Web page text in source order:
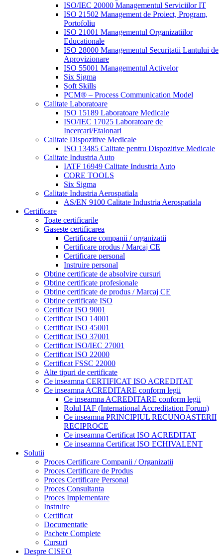
ISO/IEC 20000 Managementul Serviciilor IT
ISO 21502 Management de Proiect, Program,
Portofoliu
ISO 21001 Managementul Organizatiilor
Educationale
ISO 28000 Managementul Securitatii Lantului de
Aprovizionare
ISO 55001 Managementul Activelor
Six Sigma
Soft Skills
PCM® – Process Communication Model
Calitate Laboratoare
ISO 15189 Laboratoare Medicale
ISO/IEC 17025 Laboratoare de
Incercari/Etalonari
Calitate Dispozitive Medicale
ISO 13485 Calitate pentru Dispozitive Medicale
Calitate Industria Auto
IATF 16949 Calitate Industria Auto
CORE TOOLS
Six Sigma
Calitate Industria Aerospatiala
AS/EN 9100 Calitate Industria Aerospatiala
Certificare
Toate certificarile
Gaseste certificarea
Certificare companii / organizatii
Certificare produs / Marcaj CE
Certificare personal
Instruire personal
Obtine certificate de absolvire cursuri
Obtine certificate profesionale
Obtine certificate de produs / Marcaj CE
Obtine certificate ISO
Certificat ISO 9001
Certificat ISO 14001
Certificat ISO 45001
Certificat ISO 37001
Certificat ISO/IEC 27001
Certificat ISO 22000
Certificat FSSC 22000
Alte tipuri de certificate
Ce inseamna CERTIFICAT ISO ACREDITAT
Ce inseamna ACREDITARE conform legii
Ce inseamna ACREDITARE conform legii
Rolul IAF (International Accreditation Forum)
Ce inseamna PRINCIPIUL RECUNOASTERII
RECIPROCE
Ce inseamna Certificat ISO ACREDITAT
Ce inseamna Certificat ISO ECHIVALENT
Solutii
Proces Certificare Companii / Organizatii
Proces Certificare de Produs
Proces Certificare Personal
Proces Consultanta
Proces Implementare
Instruire
Certificat
Documentatie
Pachete Complete
Cursuri
Despre CISEO